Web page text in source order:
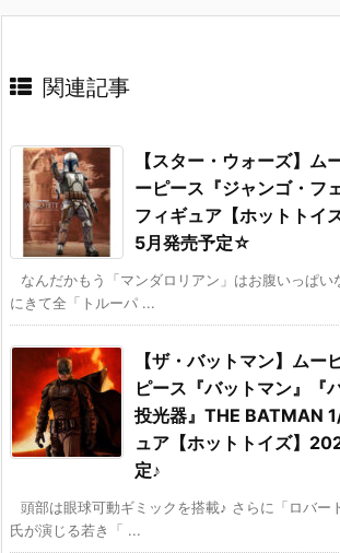
関連記事
【スター・ウォーズ】ム
ーピース『ジャンゴ・フ
フィギュア【ホットトイ
5月発売予定☆
なんだかもう「マンダロリアン」はお腹いっぱい
にきて全「トルーパ ...
【ザ・バットマン】ムー
ピース『バットマン』『
投光器』THE BATMAN
ュア【ホットトイズ】
定♪
頭部は眼球可動ギミックを搭載♪ さらに「ロバー
氏が演じる若き「 ...